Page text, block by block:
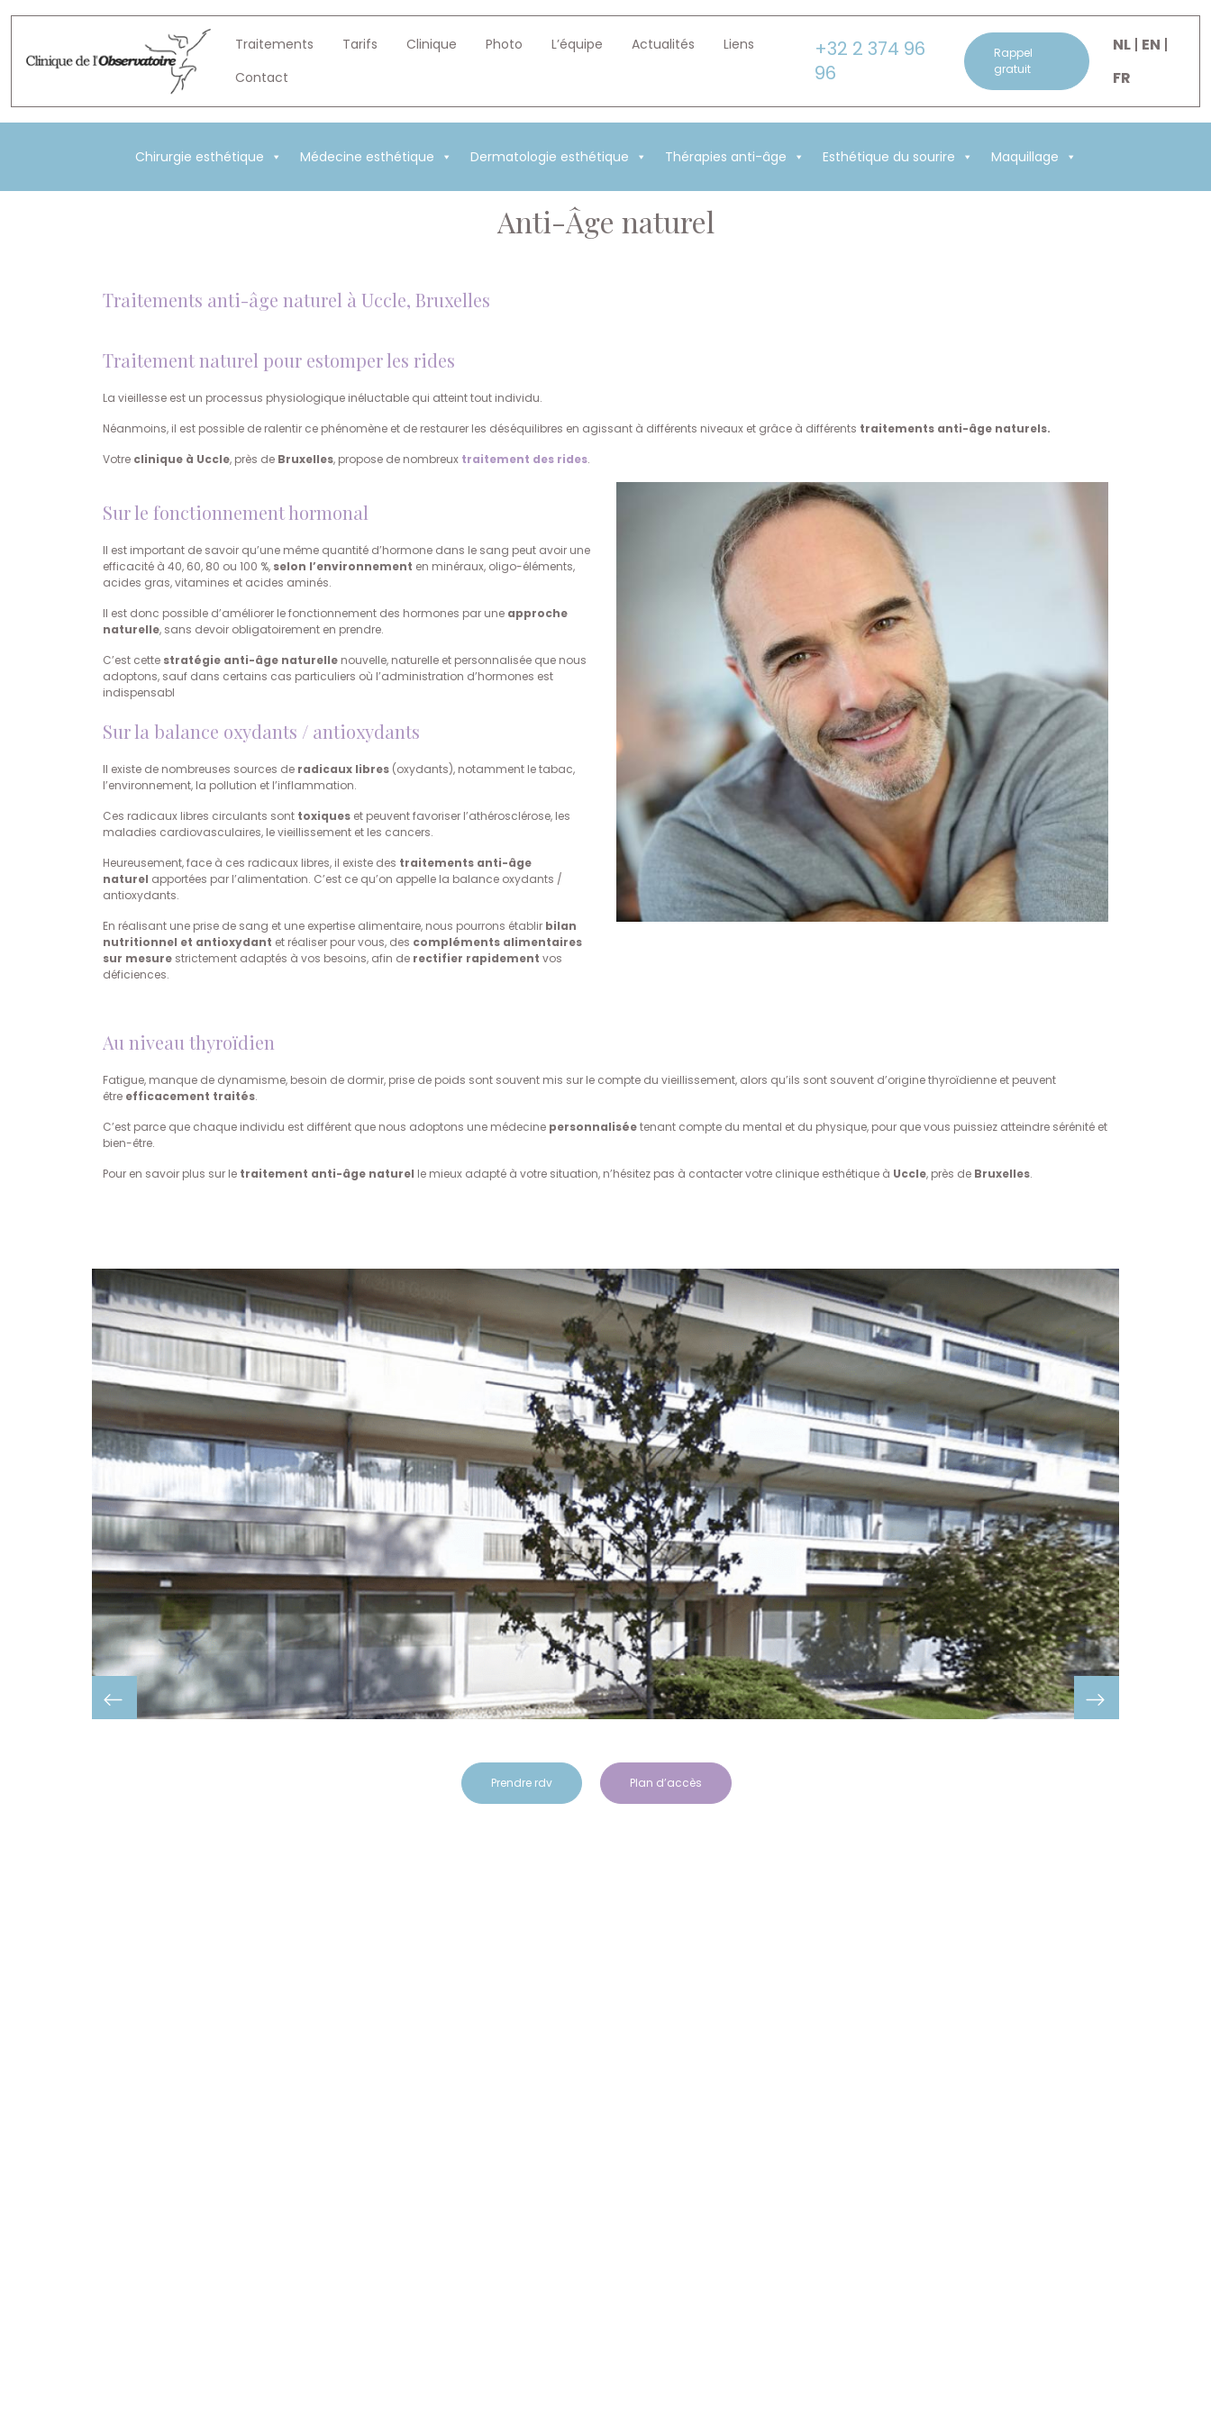
Traitements Tarifs Clinique Photo L’équipe Actualités
Liens
Contact
+32 2 374 96
96
Rappel
gratuit
NL EN
FR
Chirurgie esthétique Médecine esthétique Dermatologie esthétique Thérapies anti-âge Esthétique du sourire Maquillage
Anti-Âge naturel
Traitements anti-âge naturel à Uccle, Bruxelles
Traitement naturel pour estomper les rides
La vieillesse est un processus physiologique inéluctable qui atteint tout individu.
Néanmoins, il est possible de ralentir ce phénomène et de restaurer les déséquilibres en agissant à différents niveaux et grâce à différents traitements anti-âge naturels.
Votre clinique à Uccle, près de Bruxelles, propose de nombreux traitement des rides.
Sur le fonctionnement hormonal
Il est important de savoir qu’une même quantité d’hormone dans le sang peut avoir une
efficacité à 40, 60, 80 ou 100 %, selon l’environnement en minéraux, oligo-éléments,
acides gras, vitamines et acides aminés.
Il est donc possible d’améliorer le fonctionnement des hormones par une approche
naturelle, sans devoir obligatoirement en prendre.
C’est cette stratégie anti-âge naturelle nouvelle, naturelle et personnalisée que nous
adoptons, sauf dans certains cas particuliers où l’administration d’hormones est
indispensabl
Sur la balance oxydants / antioxydants
Il existe de nombreuses sources de radicaux libres (oxydants), notamment le tabac,
l’environnement, la pollution et l’inflammation.
Ces radicaux libres circulants sont toxiques et peuvent favoriser l’athérosclérose, les
maladies cardiovasculaires, le vieillissement et les cancers.
Heureusement, face à ces radicaux libres, il existe des traitements anti-âge
naturel apportées par l’alimentation. C’est ce qu’on appelle la balance oxydants /
antioxydants.
En réalisant une prise de sang et une expertise alimentaire, nous pourrons établir bilan
nutritionnel et antioxydant et réaliser pour vous, des compléments alimentaires
sur mesure strictement adaptés à vos besoins, afin de rectifier rapidement vos
déficiences.
Au niveau thyroïdien
Fatigue, manque de dynamisme, besoin de dormir, prise de poids sont souvent mis sur le compte du vieillissement, alors qu’ils sont souvent d’origine thyroïdienne et peuvent
être efficacement traités.
C’est parce que chaque individu est différent que nous adoptons une médecine personnaliséetenant compte du mental et du physique, pour que vous puissiez atteindre sérénité et
bien-être.
Pour en savoir plus sur le traitement anti-âge naturel le mieux adapté à votre situation, n’hésitez pas à contacter votre clinique esthétique à Uccle, près de Bruxelles.
Prendre rdv Plan d’accès